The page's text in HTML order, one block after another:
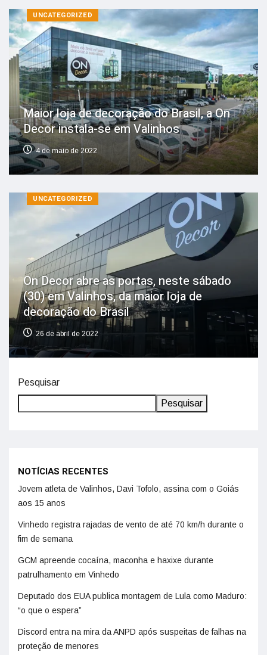
UNCATEGORIZED
Maior loja de decoração do Brasil, a On
Decor instala-se em Valinhos
4 de maio de 2022
UNCATEGORIZED
On Decor abre as portas, neste sábado
(30) em Valinhos, da maior loja de
decoração do Brasil
26 de abril de 2022
Pesquisar
Pesquisar
NOTÍCIAS RECENTES
Jovem atleta de Valinhos, Davi Tofolo, assina com o Goiás
aos 15 anos
Vinhedo registra rajadas de vento de até 70 km/h durante o
fim de semana
GCM apreende cocaína, maconha e haxixe durante
patrulhamento em Vinhedo
Deputado dos EUA publica montagem de Lula como Maduro:
“o que o espera”
Discord entra na mira da ANPD após suspeitas de falhas na
proteção de menores